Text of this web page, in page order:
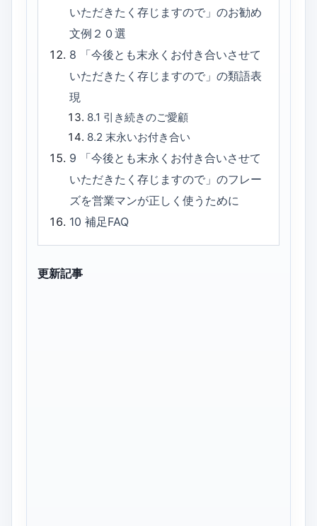
いただきたく存じますので」のお勧め
文例２０選
8
「今後とも末永くお付き合いさせて
いただきたく存じますので」の類語表
現
8.1 引き続きのご愛顧
8.2 末永いお付き合い
9
「今後とも末永くお付き合いさせて
いただきたく存じますので」のフレー
ズを営業マンが正しく使うために
10補足FAQ
更新記事